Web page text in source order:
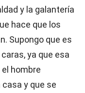
y la galantería
hace que los
Supongo que es
ya que esa
hombre
y que se